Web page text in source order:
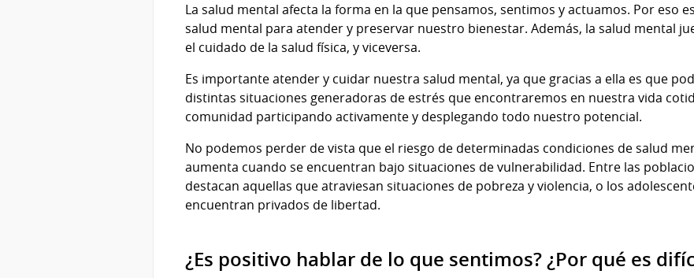
La salud mental afecta la forma en la que pensamos, sentimos y actuamos. Por eso
salud mental para atender y preservar nuestro bienestar. Además, la salud mental
el cuidado de la salud física, y viceversa.
Es importante atender y cuidar nuestra salud mental, ya que gracias a ella es que
distintas situaciones generadoras de estrés que encontraremos en nuestra vida
comunidad participando activamente y desplegando todo nuestro potencial.
No podemos perder de vista que el riesgo de determinadas condiciones de salud
aumenta cuando se encuentran bajo situaciones de vulnerabilidad. Entre las
destacan aquellas que atraviesan situaciones de pobreza y violencia, o los
encuentran privados de libertad.
¿Es positivo hablar de lo que sentimos? ¿Por qué es